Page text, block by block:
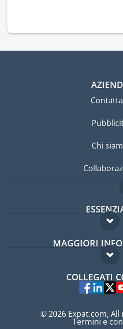
Chi
Forum per
Guida per
MAGGIORI
Domande
Esperti
COLLEGATI
© 2026 Expat.com, All
Termini e